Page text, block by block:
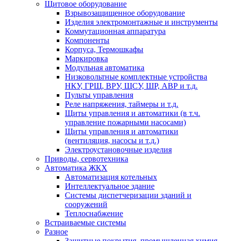
Щитовое оборудование
Взрывозащищенное оборудование
Изделия электромонтажные и инструменты
Коммутационная аппаратура
Компоненты
Корпуса, Термошкафы
Маркировка
Модульная автоматика
Низковольтные комплектные устройства
НКУ, ГРЩ, ВРУ, ЩСУ, ШР, АВР и т.д.
Пульты управления
Реле напряжения, таймеры и т.д.
Щиты управления и автоматики (в т.ч.
управление пожарными насосами)
Щиты управления и автоматики
(вентиляция, насосы и т.д.)
Электроустановочные изделия
Приводы, сервотехника
Автоматика ЖКХ
Автоматизация котельных
Интеллектуальное здание
Системы диспетчеризации зданий и
сооружений
Теплоснабжение
Встраиваемые системы
Разное